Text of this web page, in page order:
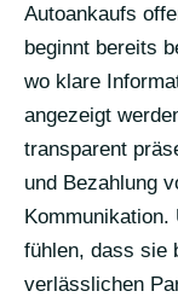
Autoankaufs
beginnt bereits
wo klare
angezeigt
transparent
und Bezahlung
fühlen, dass sie
verlässlichen